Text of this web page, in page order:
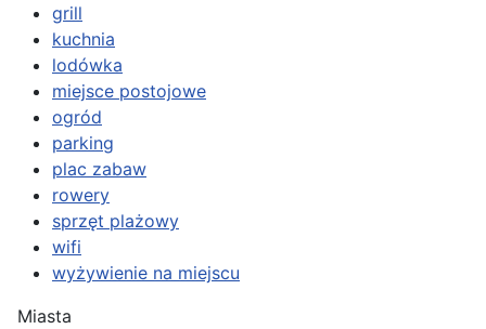
grill
kuchnia
lodówka
miejsce postojowe
ogród
parking
plac zabaw
rowery
sprzęt plażowy
wifi
wyżywienie na miejscu
Miasta